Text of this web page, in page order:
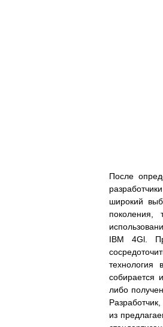
После
широкий
поколения,
IBM 4Gl.
технология
собирается
либо
из